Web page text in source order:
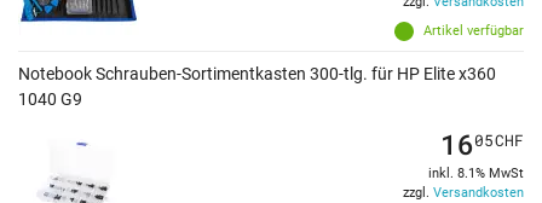
Artikel verfügbar
Notebook Schrauben-Sortimentkasten 300-tlg. für HP Elite x360
1040 G9
1605CHF
inkl. 8.1% MwSt
zzgl. Versandkosten